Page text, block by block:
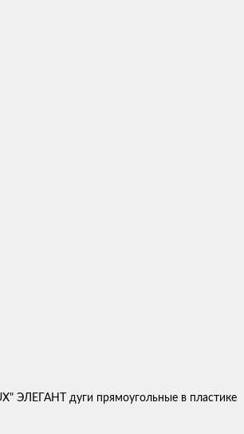
ЭЛЕГАНТ дуги прямоугольные в пластике